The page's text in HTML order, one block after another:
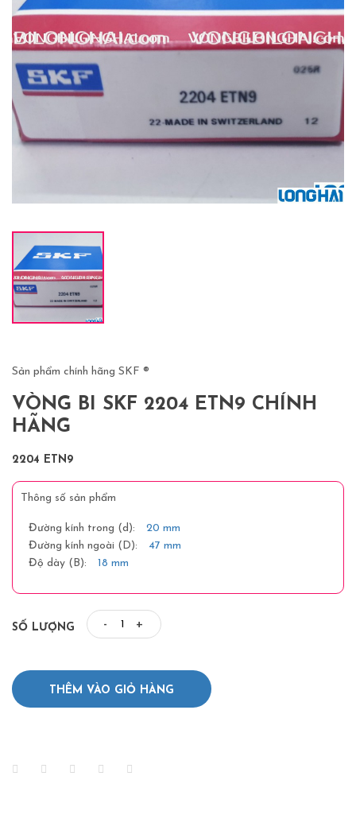
Sản phẩm chính hãng SKF ®
VÒNG BI SKF 2204 ETN9 CHÍNH
HÃNG
2204 ETN9
Thông số sản phẩm
Đường kính trong (d):
20 mm
Đường kính ngoài (D):
47 mm
Độ dày (B):
18 mm
SỐ LƯỢNG - +
THÊM VÀO GIỎ HÀNG